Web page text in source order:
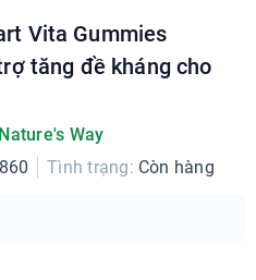
Vita Gummies
tăng đề kháng cho
Nature's Way
Tình trạng: Còn hàng